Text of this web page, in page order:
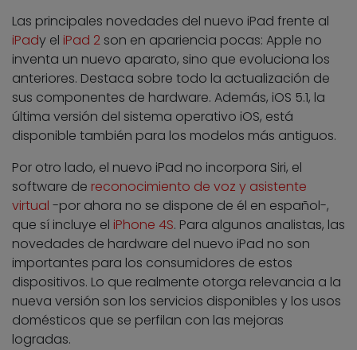
Las principales novedades del nuevo iPad frente al
iPady el iPad 2 son en apariencia pocas: Apple no
inventa un nuevo aparato, sino que evoluciona los
anteriores. Destaca sobre todo la actualización de
sus componentes de hardware. Además, iOS 5.1, la
última versión del sistema operativo iOS, está
disponible también para los modelos más antiguos.
Por otro lado, el nuevo iPad no incorpora Siri, el
software de reconocimiento de voz y asistente
virtual -por ahora no se dispone de él en español-,
que sí incluye el iPhone 4S. Para algunos analistas, las
novedades de hardware del nuevo iPad no son
importantes para los consumidores de estos
dispositivos. Lo que realmente otorga relevancia a la
nueva versión son los servicios disponibles y los usos
domésticos que se perfilan con las mejoras
logradas.